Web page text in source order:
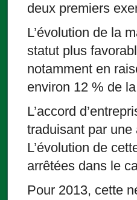
deux premiers
L’évolution de la
statut plus
notamment en
environ 12 % de
L’accord
traduisant par
L’évolution de
arrêtées dans le
Pour 2013, cette